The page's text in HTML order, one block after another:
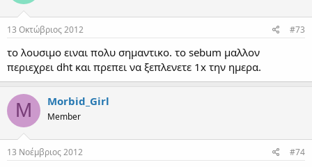
13 Οκτώβριος 2012 #73
το λουσιμο ειναι πολυ σημαντικο. το sebum μαλλον
περιεχρει dht και πρεπει να ξεπλενετε 1x την ημερα.
M Morbid_Girl
Member
13 Νοέμβριος 2012 #74